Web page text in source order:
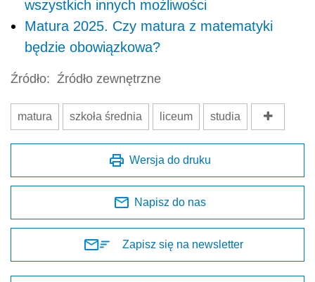
wszystkich innych możliwości
Matura 2025. Czy matura z matematyki
będzie obowiązkowa?
Źródło: Źródło zewnętrzne
matura szkoła średnia liceum studia
Wersja do druku
Napisz do nas
Zapisz się na newsletter